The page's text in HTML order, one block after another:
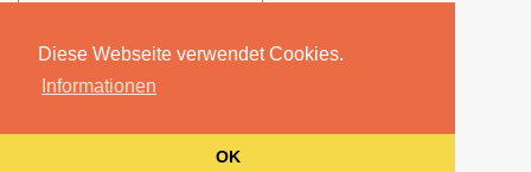
Diese Webseite verwendet Cookies.
Informationen
OK